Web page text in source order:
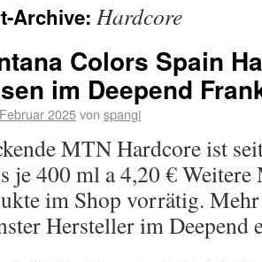
Archive: Hardcore
Colors Spain
im Deepend
2025von spangi
MTN Hardcore ist
je 400 ml a 4,20 €
im Shop vorrätig.
Hersteller im Deepend